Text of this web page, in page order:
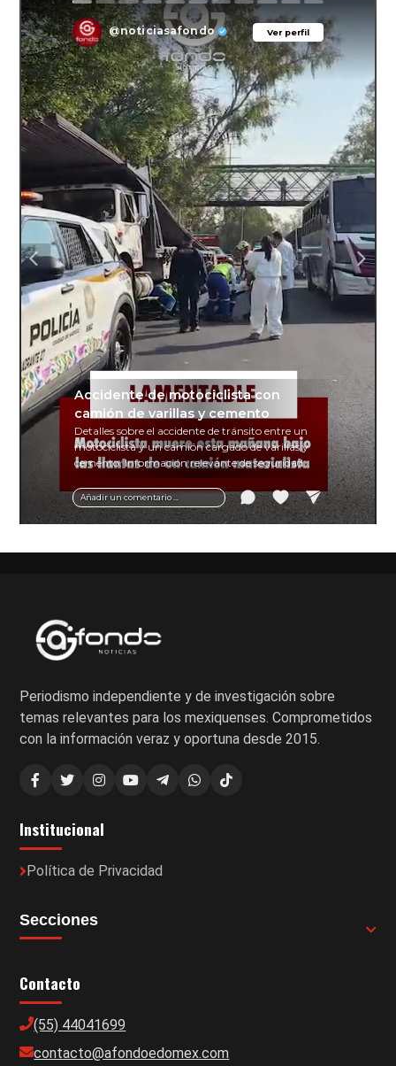
Ver perfil
@noticiasafondo Ver perfil
Añadir un comentario ...
Accidente de motociclista con
camión de varillas y cemento
Detalles sobre el accidente de tránsito entre un
motociclista y un camión cargado de varillas y
cemento. Información relevante de seguridad
vial y recomendaciones para motociclistas.
Periodismo independiente y de investigación sobre
temas relevantes para los mexiquenses. Comprometidos
con la información veraz y oportuna desde 2015.
Institucional
Política de Privacidad
Secciones
Contacto
(55) 44041699
contacto@afondoedomex.com